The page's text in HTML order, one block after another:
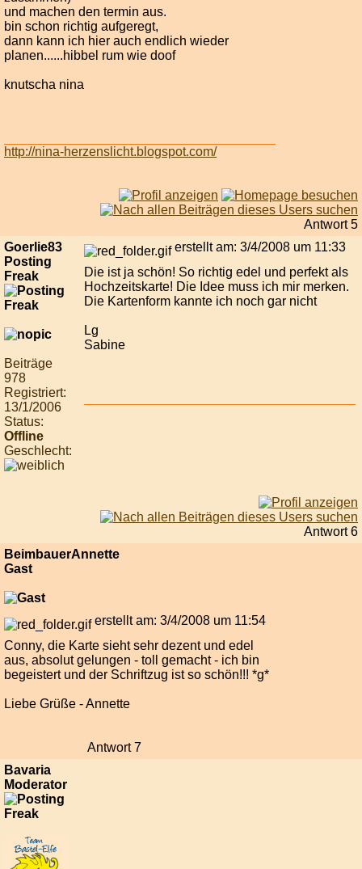
und machen den termin aus.
bin schon richtig aufgeregt,
dann kann ich hier auch endlich wieder
planen......hibbel rum wie doof
knutscha nina
http://nina-herzenslicht.blogspot.com/
Antwort 5
Goerlie83
Posting
Freak
Beiträge
978
Registriert:
13/1/2006
Status:
Offline
Geschlecht:
erstellt am: 3/4/2008 um 11:33
Die ist ja schön! So richtig edel und perfekt als
Hochzeitskarte! Die Idee muss ich mir merken.
Die Kartenform kannte ich noch gar nicht
Lg
Sabine
Antwort 6
BeimbauerAnnette
Gast
erstellt am: 3/4/2008 um 11:54
Conny, die Karte sieht sehr dezent und edel
aus, absolut gelungen - toll gemacht - ich bin
begeistert und der Schriftzug ist so schön!!! *g*
Liebe Grüße - Annette
Antwort 7
Bavaria
Moderator